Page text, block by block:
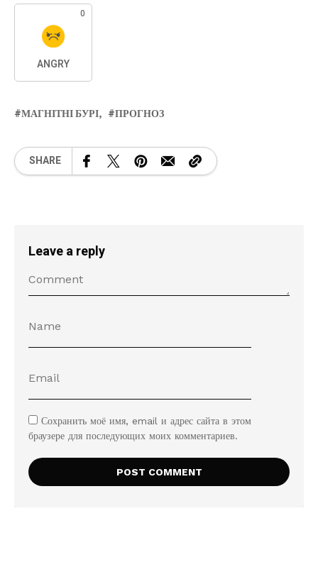
0
ANGRY
МАГНІТНІ БУРІ ПРОГНОЗ
SHARE
Leave a reply
Сохранить моё имя, email и адрес сайта в этом
браузере для последующих моих комментариев.